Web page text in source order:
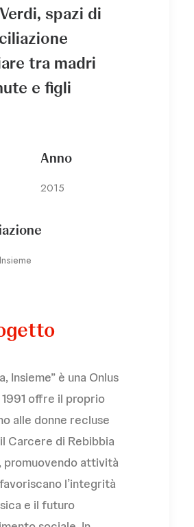
spazi di
tra madri
e figli
Anno
2015
Insieme” è una Onlus
offre il proprio
alle donne recluse
Carcere di Rebibbia
promuovendo attività
l’integrità
e il futuro